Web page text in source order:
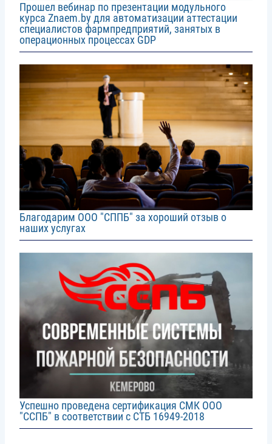
Прошел вебинар по презентации модульного
курса Znaem.by для автоматизации аттестации
специалистов фармпредприятий, занятых в
операционных процессах GDP
Благодарим ООО "СППБ" за хороший отзыв о
наших услугах
Успешно проведена сертификация СМК ООО
"ССПБ" в соответствии с СТБ 16949-2018